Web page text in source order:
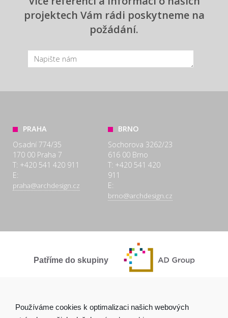
projektech Vám rádi poskytneme na
požádání.
PRAHA
Osadní 774/35
170 00 Praha 7
T: +420 541 420 911
E:
praha@archdesign.cz
BRNO
Sochorova 3262/23
616 00 Brno
T: +420 541 420
911
E:
brno@archdesign.cz
Patříme do skupiny
Používáme cookies k optimalizaci našich webových